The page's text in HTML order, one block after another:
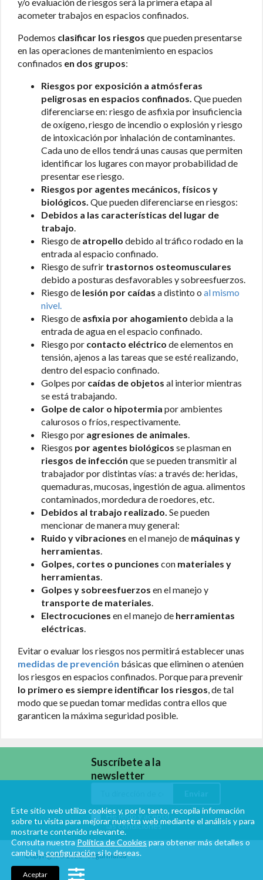
acometer trabajos en espacios confinados.
Podemos clasificar los riesgos que pueden presentarse
en las operaciones de mantenimiento en espacios
confinados en dos grupos:
Riesgos por exposición a atmósferas
peligrosas en espacios confinados. Que pueden
diferenciarse en: riesgo de asfixia por insuficiencia
de oxígeno, riesgo de incendio o explosión y riesgo
de intoxicación por inhalación de contaminantes.
Cada uno de ellos tendrá unas causas que permiten
identificar los lugares con mayor probabilidad de
presentar ese riesgo.
Riesgos por agentes mecánicos, físicos y
biológicos. Que pueden diferenciarse en riesgos:
Debidos a las características del lugar de
trabajo
Riesgo de atropello debido al tráfico rodado en la
entrada al espacio confinado.
Riesgo de sufrir trastornos osteomusculares
debido a posturas desfavorables y sobreesfuerzos.
Riesgo de lesión por caídas a distinto o al mismo
nivel.
Riesgo de asfixia por ahogamiento debida a la
entrada de agua en el espacio confinado.
Riesgo por contacto eléctrico de elementos en
tensión, ajenos a las tareas que se esté realizando,
dentro del espacio confinado.
Golpes por caídas de objetos al interior mientras
se está trabajando.
Golpe de calor o hipotermia por ambientes
calurosos o fríos, respectivamente.
Riesgo por agresiones de animales
Riesgos por agentes biológicos se plasman en
riesgos de infección que se pueden transmitir al
trabajador por distintas vías: a través de: heridas,
quemaduras, mucosas, ingestión de agua. alimentos
contaminados, mordedura de roedores, etc.
Debidos al trabajo realizado. Se pueden
mencionar de manera muy general:
Ruido y vibraciones en el manejo de máquinas y
herramientas
Golpes, cortes o punciones con materiales y
herramientas
Golpes y sobreesfuerzos en el manejo y
transporte de materiales
Electrocuciones en el manejo de herramientas
eléctricas
Evitar o evaluar los riesgos nos permitirá establecer unas
medidas de prevención básicas que eliminen o atenúen
los riesgos en espacios confinados. Porque para prevenir
lo primero es siempre identificar los riesgos , de tal
modo que se puedan tomar medidas contra ellos que
garanticen la máxima seguridad posible.
Suscríbete a la
newsletter
He leído y acepto
las condiciones
Copyright © 2026 - Segurmania
Este sitio web utiliza cookies y, por lo tanto, recopila información
sobre tu visita para mejorar nuestra web mediante el análisis y para
mostrarte contenido relevante.
Consulta nuestra Política de Cookies para obtener más detalles o
cambia laconfiguraciónsi lo deseas.
Aceptar